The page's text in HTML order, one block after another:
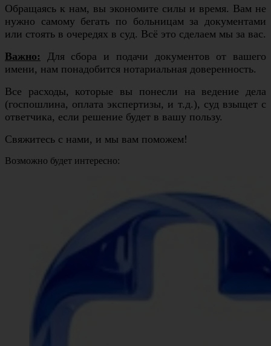
Обращаясь к нам, вы экономите силы и время. Вам не
нужно самому бегать по больницам за документами
или стоять в очередях в суд. Всё это сделаем мы за вас.
Важно: Для сбора и подачи документов от вашего
имени, нам понадобится нотариальная доверенность.
Все расходы, которые вы понесли на ведение дела
(госпошлина, оплата экспертизы, и т.д.), суд взыщет с
ответчика, если решение будет в вашу пользу.
Свяжитесь с нами, и мы вам поможем!
Возможно будет интересно: